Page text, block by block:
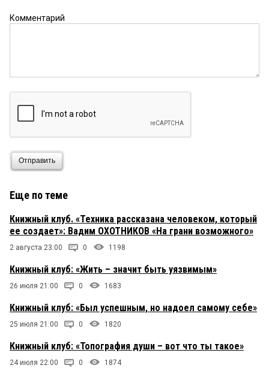
Комментарий
Отправить
Еще по теме
Книжный клуб. «Техника рассказана человеком, который
ее создает»: Вадим ОХОТНИКОВ «На грани возможного»
2 августа 23:00 0 1198
Книжный клуб: «Жить – значит быть уязвимым»
26 июля 21:00 0 1683
Книжный клуб: «Был успешным, но надоел самому себе»
25 июля 21:00 0 1820
Книжный клуб: «Топография души – вот что ты такое»
24 июля 22:00 0 1874